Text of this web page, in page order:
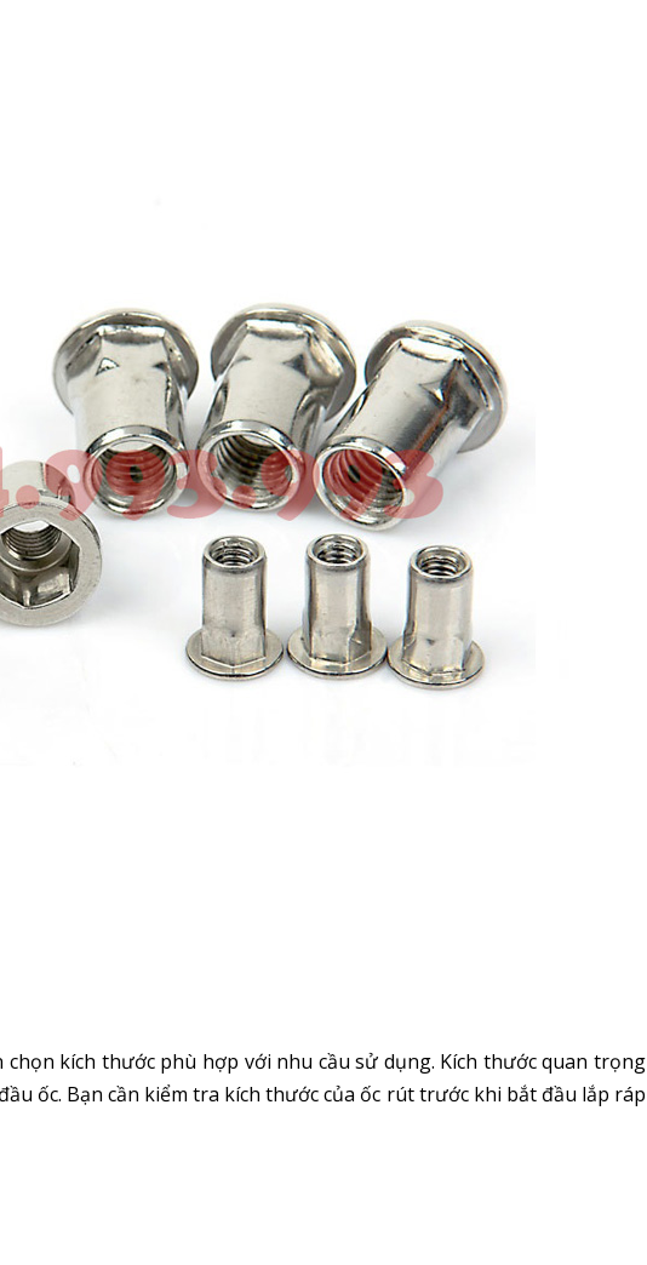
kích thước phù hợp với nhu cầu sử dụng. Kích thước quan trọng
ốc. Bạn cần kiểm tra kích thước của ốc rút trước khi bắt đầu lắp ráp